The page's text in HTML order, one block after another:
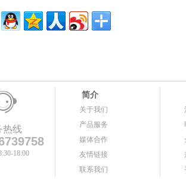
热线
18:00
简介
关于我们
产品服务
媒体合作
友情链接
联系我们